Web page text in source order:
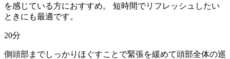
を感じている方におすすめ。 短時間でリフレッシュしたい
ときにも最適です。
20分
側頭部までしっかりほぐすことで緊張を緩めて頭部全体の巡